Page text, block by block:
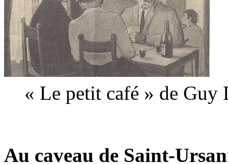
« Le petit café » de Guy
Au caveau de Saint-